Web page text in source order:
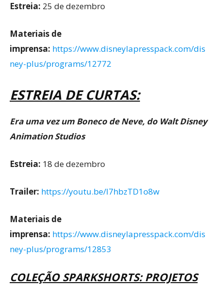
Estreia: 25 de dezembro
Materiais de
imprensa: https://www.disneylapresspack.com/dis
ney-plus/programs/12772
ESTREIA DE CURTAS:
Era uma vez um Boneco de Neve, do Walt Disney
Animation Studios
Estreia: 18 de dezembro
Trailer: https://youtu.be/I7hbzTD1o8w
Materiais de
imprensa: https://www.disneylapresspack.com/dis
ney-plus/programs/12853
COLEÇÃO SPARKSHORTS: PROJETOS